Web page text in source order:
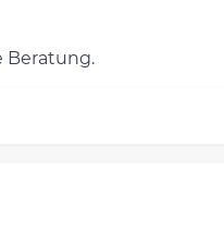
Beratung.